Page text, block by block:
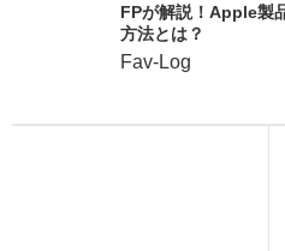
FPが解説！Apple製
方法とは？
Fav-Log